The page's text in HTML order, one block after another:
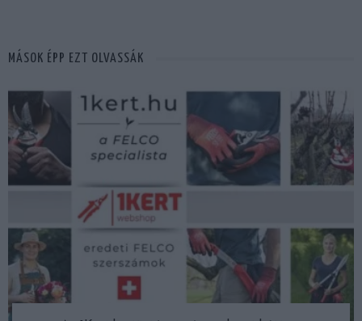
MÁSOK ÉPP EZT OLVASSÁK